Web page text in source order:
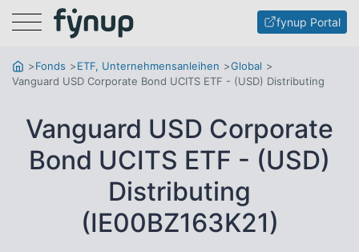
Menu fynup Portal
Fonds ETF, Unternehmensanleihen
Global
Vanguard USD Corporate Bond UCITS ETF - (USD) Distributing
Vanguard USD Corporate
Bond UCITS ETF - (USD)
Distributing
(IE00BZ163K21)